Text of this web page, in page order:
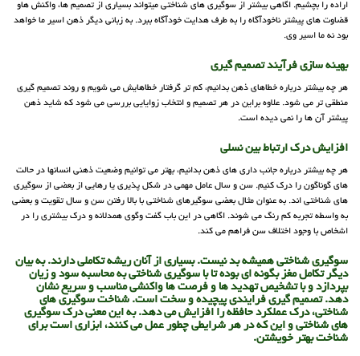
اراده را بچشیم. اگاهی بیشتر از سوگیری های شناختی میتواند بسیاری از تصمیم ها، واکنش هاو
قضاوت های پیشتر ناخودآگاه را به طرف هدایت خودآگاه ببرد. به زبانی دیگر ذهن اسیر ما خواهد
بود نه ما اسیر وی.
بهینه سازی فرآیند تصمیم گیری
هر چه بیشتر درباره خطاهای ذهن بدانیم، کم تر گرفتار خطاهایش می شویم و روند تصمیم گیری
منطقی تر می شود. علاوه براین در هر تصمیم و انتخاب زوایایی بررسی می شود که شاید ذهن
پیشتر آن ها را نمی دیده است.
افزایش درک ارتباط بین نسلی
هر چه بیشتر درباره جانب داری های ذهن بدانیم، بهتر می توانیم وضعیت ذهنی انسانها در حالت
های گوناگون را درک کنیم. سن و سال عامل مهمی در شکل پذیری یا رهایی از بعضی از سوگیری
های شناختی اند. به عنوان مثال بعضی سوگیرهای شناختی با بالا رفتن سن و سال تقویت و بعضی
به واسطه تجربه کم رنگ می شوند. اگاهی در این باب گفت وگوی همدلانه و درک بیشتری را در
اشخاص با وجود اختلاف سن فراهم می کند.
سوگیری شناختی همیشه بد نیست. بسیاری از آنان ریشه تکاملی دارند. به بیان
دیگر تکامل مغز بگونه ای بوده تا با سوگیری شناختی به محاسبه سود و زیان
بپردازد و با تشخیص تهدید ها و فرصت ها واکنشی مناسب و سریع نشان
دهد. تصمیم گیری فرایندی پیچیده و سخت است. شناخت سوگیری های
شناختی، درک عملکرد حافظه را افزایش می دهد. به این معنی درک سوگیری
های شناختی و این که در هر شرایطی چطور عمل می کنند، ابزاری است برای
شناخت بهتر خویشتن.